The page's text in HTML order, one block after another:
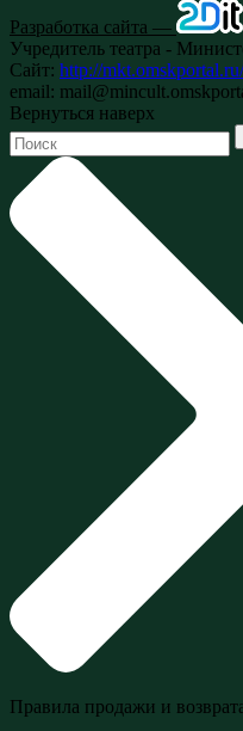
Разработка сайта —
Учредитель театра -
Сайт: http://
email:
Вернуться наверх
Правила продажи и